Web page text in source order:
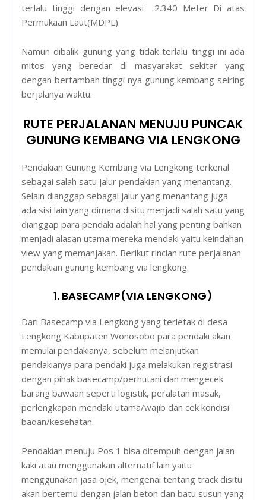
terlalu tinggi dengan elevasi
2.340 Meter Di atas
Permukaan Laut(MDPL)
Namun dibalik gunung yang tidak terlalu tinggi ini ada
mitos yang beredar di masyarakat sekitar yang
dengan bertambah tinggi nya gunung kembang seiring
berjalanya waktu.
RUTE PERJALANAN MENUJU PUNCAK
GUNUNG KEMBANG VIA LENGKONG
Pendakian Gunung Kembang via Lengkong terkenal
sebagai salah satu jalur pendakian yang menantang.
Selain dianggap sebagai jalur yang menantang juga
ada sisi lain yang dimana disitu menjadi salah satu yang
dianggap para pendaki adalah hal yang penting bahkan
menjadi alasan utama mereka mendaki yaitu keindahan
view yang memanjakan. Berikut rincian rute perjalanan
pendakian gunung kembang via lengkong:
1. BASECAMP(VIA LENGKONG)
Dari Basecamp via Lengkong yang terletak di desa
Lengkong Kabupaten Wonosobo para pendaki akan
memulai pendakianya, sebelum melanjutkan
pendakianya para pendaki juga melakukan registrasi
dengan pihak basecamp/perhutani dan mengecek
barang bawaan seperti logistik, peralatan masak,
perlengkapan mendaki utama/wajib dan cek kondisi
badan/kesehatan.
Pendakian menuju Pos 1 bisa ditempuh dengan jalan
kaki atau menggunakan alternatif lain yaitu
menggunakan jasa ojek, mengenai tentang track disitu
akan bertemu dengan jalan beton dan batu susun yang